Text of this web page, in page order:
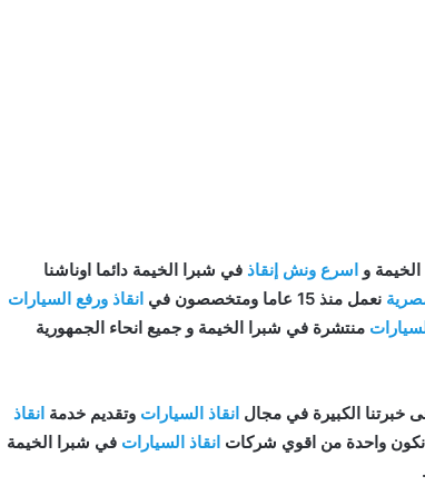
و اسرع ونش إنقاذ في شبرا الخيمة دائما اوناشنا
نعمل منذ 15 عاما ومتخصصون في
انقاذ ورفع السيارات
منتشرة في شبرا الخيمة و جميع انحاء الجمهورية
خبرتنا الكبيرة في مجال انقاذ السيارات وتقديم خدمة انقاذ
نكون واحدة من اقوي شركات انقاذ السيارات في شبرا الخيمة